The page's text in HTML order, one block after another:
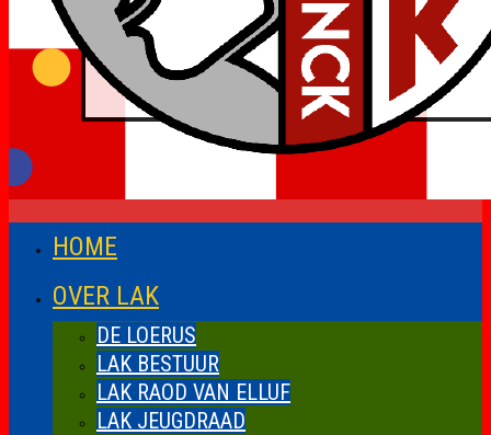
HOME
OVER LAK
DE LOERUS
LAK BESTUUR
LAK RAOD VAN ELLUF
LAK JEUGDRAAD